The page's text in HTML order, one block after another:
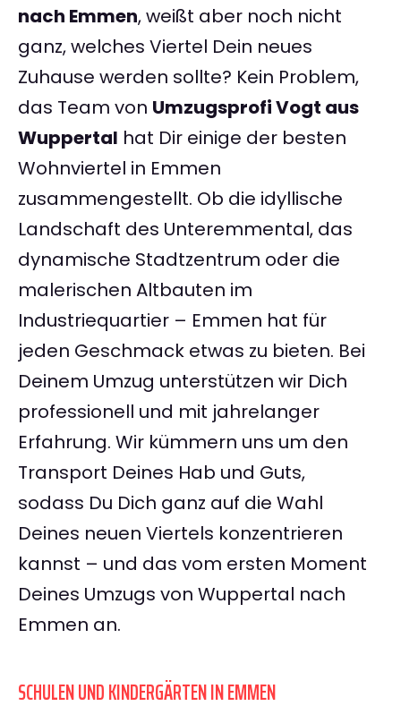
nach Emmen, weißt aber noch nicht
ganz, welches Viertel Dein neues
Zuhause werden sollte? Kein Problem,
das Team von Umzugsprofi Vogt aus
Wuppertal hat Dir einige der besten
Wohnviertel in Emmen
zusammengestellt. Ob die idyllische
Landschaft des Unteremmental, das
dynamische Stadtzentrum oder die
malerischen Altbauten im
Industriequartier – Emmen hat für
jeden Geschmack etwas zu bieten. Bei
Deinem Umzug unterstützen wir Dich
professionell und mit jahrelanger
Erfahrung. Wir kümmern uns um den
Transport Deines Hab und Guts,
sodass Du Dich ganz auf die Wahl
Deines neuen Viertels konzentrieren
kannst – und das vom ersten Moment
Deines Umzugs von Wuppertal nach
Emmen an.
SCHULEN UND KINDERGÄRTEN IN EMMEN